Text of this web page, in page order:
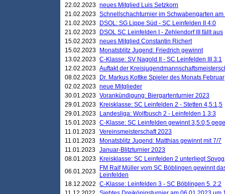
22.02.2023 neues Mitglied Luis Setzkorn
21.02.2023 Schnellschachturnier im Schwabengarten
21.02.2023
DSOL: SG Lippe Süd - SC Leinfelden II 4:0
21.02.2023
DSOL SC Leinfelden I - Zehlendorf III fällt aus
15.02.2023 neues Mitglied Constantin Richert
15.02.2023
Monatsblitz Jugend: Friedrich gewinnt
13.02.2023 C-Klasse: SV Nagold II - SC Leinfelden III 3:1
12.02.2023 Auftakt der
08.02.2023
Dr. Markus Kottke Spieler des Monats Februar
02.02.2023 neue Mitglieder
30.01.2023 Vorankündigung: Biergartenturnier 2023
29.01.2023
Kreisklasse: SC Leinfelden 2 - Stetten 4,5:1,5
29.01.2023
Landesliga: Wolfbusch 2 - Leinfelden 1 3:3
15.01.2023 C-Klasse: SC Leinfelden gewinnt 3,5:0,5
11.01.2023 Vereinsmeisterschaft 2023
11.01.2023
Monatsblitz Jugend: Matthias gewinnt mit 7/7
11.01.2023 Januar-Blitzturnier 2023
08.01.2023
Kreisklasse: SC Leinfelden 2 unterliegt
06.01.2023
FM Ralf Müller vom SC Böblingen gewinnt
Leinfelden
18.12.2022 C-Klasse: Leinfelden 3 - SC Böblingen 5. 2:2